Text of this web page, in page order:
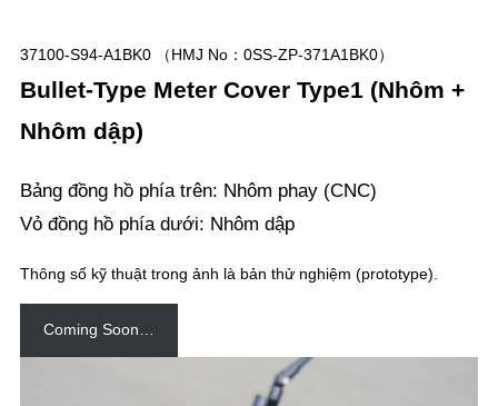
37100-S94-A1BK0 （HMJ No：0SS-ZP-371A1BK0）
Bullet-Type Meter Cover Type1 (Nhôm +
Nhôm dập)
Bảng đồng hồ phía trên: Nhôm phay (CNC)
Vỏ đồng hồ phía dưới: Nhôm dập
Thông số kỹ thuật trong ảnh là bản thử nghiệm (prototype).
Coming Soon…